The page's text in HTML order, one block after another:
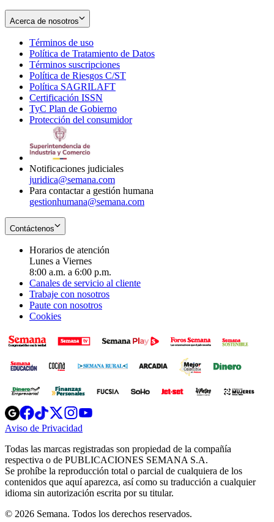
Acerca de nosotros
Términos de uso
in
new
window
Política de Tratamiento de Datos
Términos suscripciones
in
Política de Riesgos C/ST
Política SAGRILAFT
new
window
Certificación ISSN
in
new
TyC Plan de Gobierno
in
Protección del consumidorOpens
Notificaciones judiciales
juridica@semana.com
Para contactar a gestión humana
gestionhumana@semana.com
Contáctenos
Horarios de atención
Lunes a Viernes
8:00 a.m. a 6:00 p.m.
Canales de servicio al cliente
Trabaje con nosotros
Paute con nosotros
Cookies
Opens
in
new
Opens
in
new
Opens
in
new
window
Opens
new
windowwindow
Aviso de Privacidad
new
window
Todas las marcas registradas son propiedad de la compañía
respectiva o de PUBLICACIONES SEMANA S.A.
Se prohíbe la reproducción total o parcial de cualquiera de los
contenidos que aquí aparezca, así como su traducción a cualquier
idioma sin autorización escrita por su titular.
© 2026 Semana. Todos los derechos reservados.